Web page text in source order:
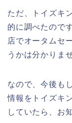
ただ、トイズキ
的に調べたので
店でオータムセ
うかは分かりま
なので、今後も
情報をトイズキ
していたら、お